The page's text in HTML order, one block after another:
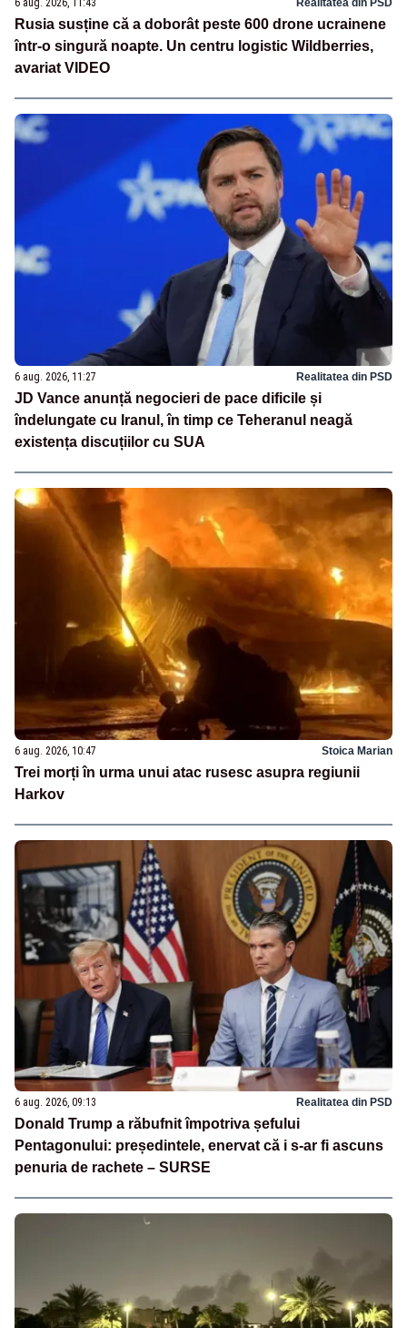
6 aug. 2026, 11:43 Realitatea din PSD
Rusia susține că a doborât peste 600 drone ucrainene
într-o singură noapte. Un centru logistic Wildberries,
avariat VIDEO
6 aug. 2026, 11:27 Realitatea din PSD
JD Vance anunță negocieri de pace dificile și
îndelungate cu Iranul, în timp ce Teheranul neagă
existența discuțiilor cu SUA
6 aug. 2026, 10:47 Stoica Marian
Trei morți în urma unui atac rusesc asupra regiunii
Harkov
6 aug. 2026, 09:13 Realitatea din PSD
Donald Trump a răbufnit împotriva șefului
Pentagonului: președintele, enervat că i s-ar fi ascuns
penuria de rachete – SURSE